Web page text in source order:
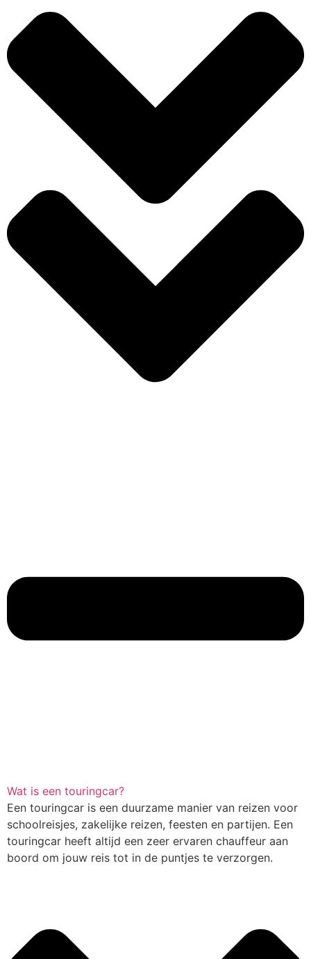
Wat is een touringcar?
Een touringcar is een duurzame manier van reizen voor
schoolreisjes, zakelijke reizen, feesten en partijen. Een
touringcar heeft altijd een zeer ervaren chauffeur aan
boord om jouw reis tot in de puntjes te verzorgen.